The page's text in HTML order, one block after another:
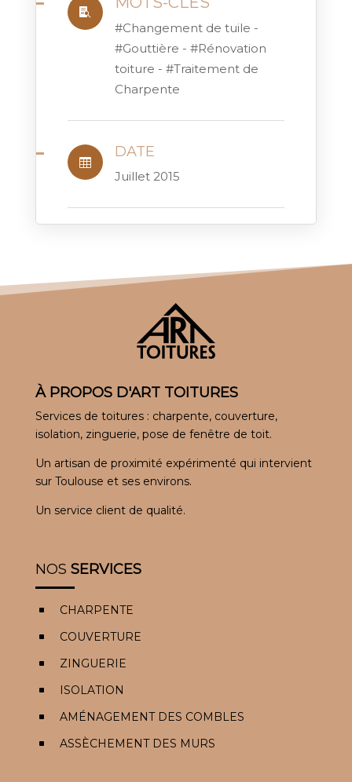

#Changement de tuile -
#Gouttière - #Rénovation
toiture - #Traitement de
Charpente

DATE
Juillet 2015
À PROPOS D'ART TOITURES
Services de toitures : charpente, couverture,
isolation, zinguerie, pose de fenêtre de toit.
Un artisan de proximité expérimenté qui intervient
sur Toulouse et ses environs.
Un service client de qualité.
NOS SERVICES
^ CHARPENTE
^ COUVERTURE
^ ZINGUERIE
^ ISOLATION
^ AMÉNAGEMENT DES COMBLES
^ ASSÈCHEMENT DES MURS